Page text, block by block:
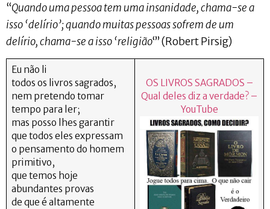
“Quando uma pessoa tem uma insanidade, chama-se a
isso ‘delírio’; quando muitas pessoas sofrem de um
delírio, chama-se a isso ‘religião‘” (Robert Pirsig)
Eu não li
todos os livros sagrados,
nem pretendo tomar
tempo para ler;
mas posso lhes garantir
que todos eles expressam
o pensamento do homem
primitivo,
que temos hoje
abundantes provas
de que é altamente
OS LIVROS SAGRADOS –
Qual deles diz a verdade? –
YouTube